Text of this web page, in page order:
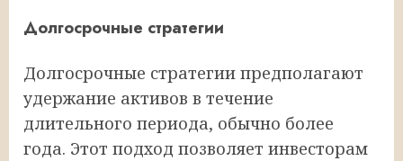
Долгосрочные стратегии
Долгосрочные стратегии предполагают
удержание активов в течение
длительного периода, обычно более
года. Этот подход позволяет инвесторам